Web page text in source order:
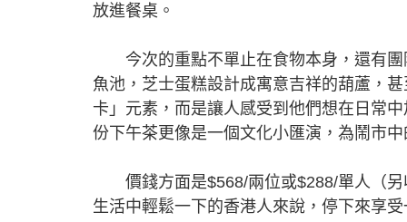
放進餐桌。
今次的重點不單止在食物本身，還有團
魚池，芝士蛋糕設計成寓意吉祥的葫蘆，
卡」元素，而是讓人感受到他們想在日常
份下午茶更像是一個文化小匯演，為鬧市
價錢方面是$568/兩位或$288/單人（另
生活中輕鬆一下的香港人來說，停下來享